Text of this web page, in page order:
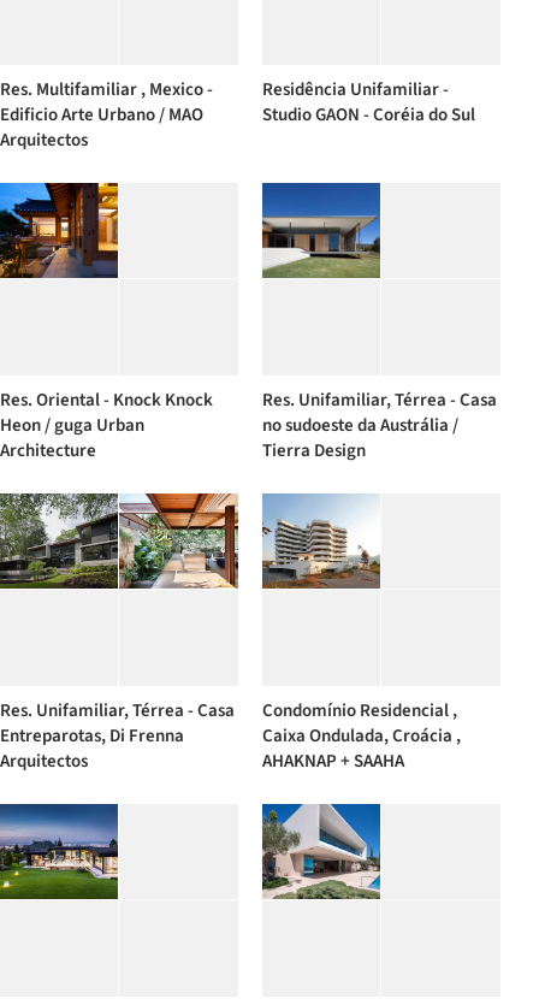
Res. Multifamiliar , Mexico -
Edificio Arte Urbano / MAO
Arquitectos
Residência Unifamiliar -
Studio GAON - Coréia do Sul
Res. Oriental - Knock Knock
Heon / guga Urban
Architecture
Res. Unifamiliar, Térrea - Casa
no sudoeste da Austrália /
Tierra Design
Res. Unifamiliar, Térrea - Casa
Entreparotas, Di Frenna
Arquitectos
Condomínio Residencial ,
Caixa Ondulada, Croácia ,
AHAKNAP + SAAHA